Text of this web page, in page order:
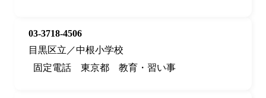
03-3718-4506
目黒区立／中根小学校
固定電話
東京都 教育・習い事